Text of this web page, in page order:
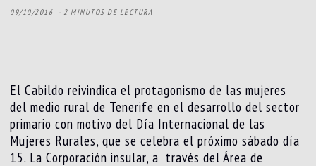
09/10/2016 2 MINUTOS DE LECTURA
El Cabildo reivindica el protagonismo de las mujeres
del medio rural de Tenerife en el desarrollo del sector
primario con motivo del Día Internacional de las
Mujeres Rurales, que se celebra el próximo sábado día
15. La Corporación insular, a través del Área de